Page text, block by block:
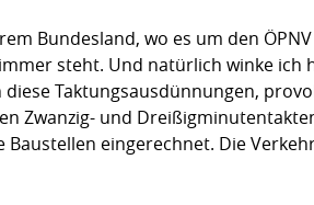
Bundesland, wo es um den
steht. Und natürlich winke ich
Taktungsausdünnungen,
Zwanzig- und
eingerechnet. Die